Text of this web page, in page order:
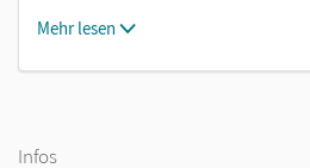
Mehr lesen
Infos